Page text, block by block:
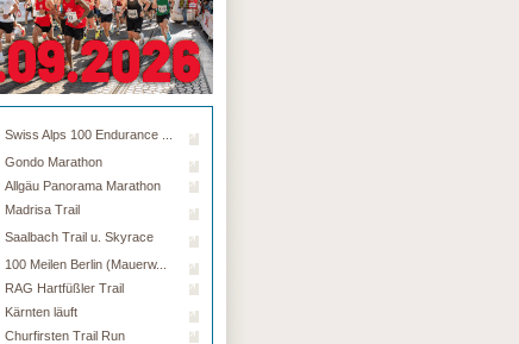
Swiss Alps 100 Endurance ...
Gondo Marathon
Allgäu Panorama Marathon
Madrisa Trail
Saalbach Trail u. Skyrace
100 Meilen Berlin (Mauerw...
RAG Hartfüßler Trail
Kärnten läuft
Churfirsten Trail Run